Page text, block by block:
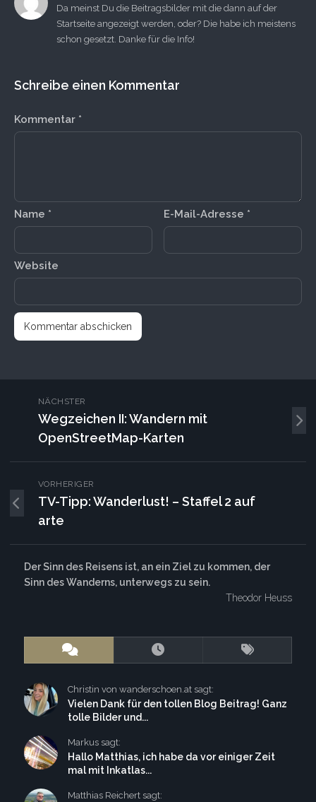
Da meinst Du die Beitragsbilder mit die dann auf der
Startseite angezeigt werden, oder? Die habe ich meistens
schon gesetzt. Danke für die Info!
Schreibe einen Kommentar
Kommentar *
Name * E-Mail-Adresse *
Website
NÄCHSTER
Wegzeichen II: Wandern mit
OpenStreetMap-Karten
VORHERIGER
TV-Tipp: Wanderlust! – Staffel 2 auf
arte
Der Sinn des Reisens ist, an ein Ziel zu kommen, der
Sinn des Wanderns, unterwegs zu sein.
Theodor Heuss
Christin von wanderschoen.at sagt:
Vielen Dank für den tollen Blog Beitrag! Ganz
tolle Bilder und...
Markus sagt:
Hallo Matthias, ich habe da vor einiger Zeit
mal mit Inkatlas...
Matthias Reichert sagt: